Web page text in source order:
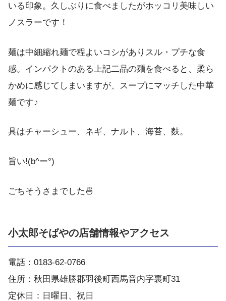
いる印象。久しぶりに食べましたがホッコリ美味しい
ノスラーです！
麺は中細縮れ麺で程よいコシがありスル・プチな食
感。インパクトのある上記二品の麺を食べると、柔ら
かめに感じてしまいますが、スープにマッチした中華
麺です♪
具はチャーシュー、ネギ、ナルト、海苔、麩。
旨い!(b^ー°)
ごちそうさまでした🍜
小太郎そばやの店舗情報やアクセス
電話：0183-62-0766
住所：秋田県雄勝郡羽後町西馬音内字裏町31
定休日：日曜日、祝日